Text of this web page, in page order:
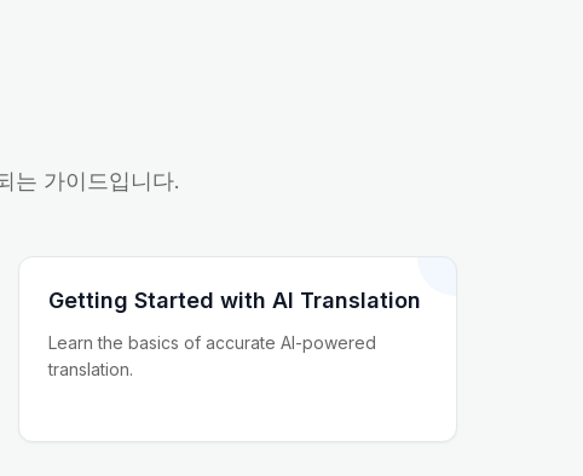
는 가이드입니다.
Getting Started with AI Translation
Learn the basics of accurate AI-powered
translation.